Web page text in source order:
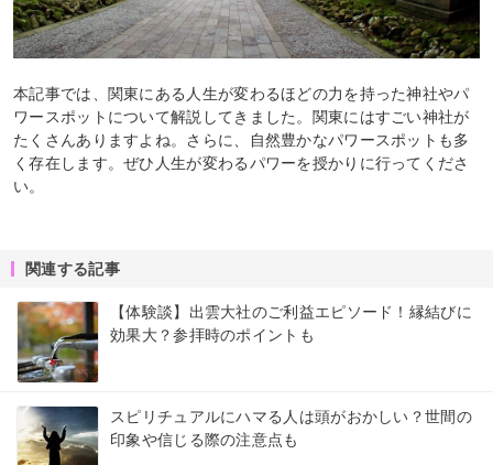
本記事では、関東にある人生が変わるほどの力を持った神社やパ
ワースポットについて解説してきました。関東にはすごい神社が
たくさんありますよね。さらに、自然豊かなパワースポットも多
く存在します。ぜひ人生が変わるパワーを授かりに行ってくださ
い。
関連する記事
【体験談】出雲大社のご利益エピソード！縁結びに
効果大？参拝時のポイントも
スピリチュアルにハマる人は頭がおかしい？世間の
印象や信じる際の注意点も